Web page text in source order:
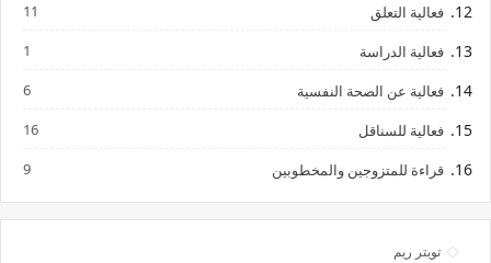
فعالية التعلق 11
فعالية الدراسة 1
فعالية عن الصحة النفسية 6
فعالية للسناقل 16
قراءة للمتزوجين والمخطوبين 9
تويتر ريم